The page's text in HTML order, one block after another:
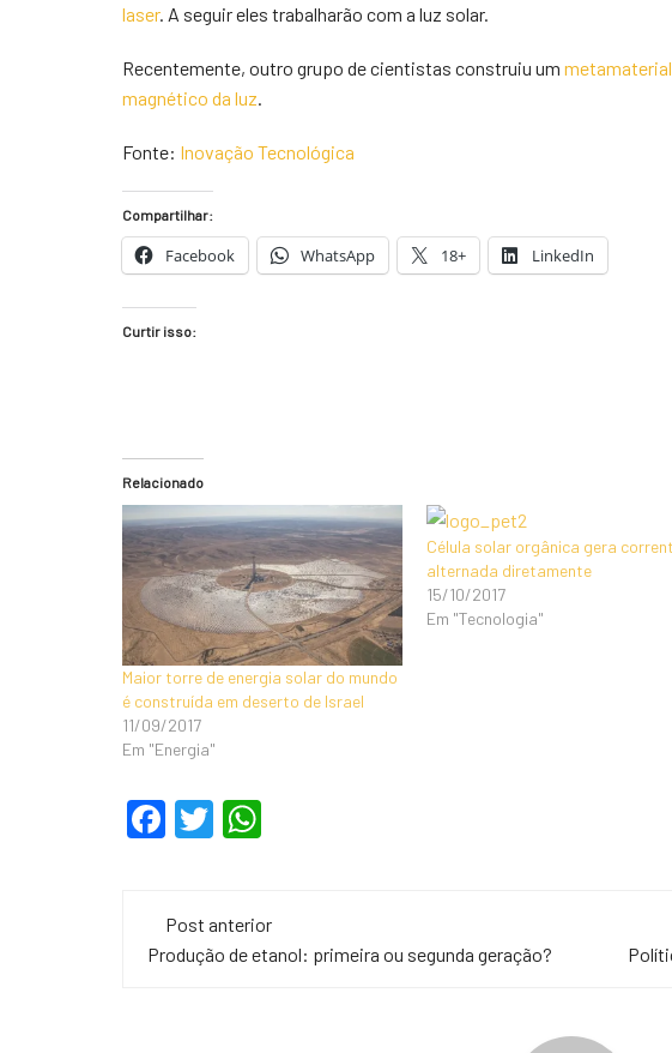
laser. A seguir eles trabalharão com a luz solar.
Recentemente, outro grupo de cientistas construiu um
magnético da luz.
Fonte: Inovação Tecnológica
Compartilhar:
Facebook WhatsApp 18+ LinkedIn
Curtir isso:
Relacionado
Maior torre de energia solar do mundo
é construída em deserto de Israel
11/09/2017
Em "Energia"
Célula solar orgânica gera
alternada diretamente
15/10/2017
Em "Tecnologia"
F
e
b
T
er s
A
Navegação
de
Post anterior
Produção de etanol: primeira ou segunda geração?